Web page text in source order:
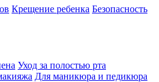
Крещение ребенка Безопасность
Уход за полостью рта
Для маникюра и педикюра